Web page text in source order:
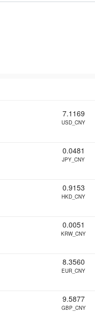
7.1169
USD_CNY
0.0481
JPY_CNY
0.9153
HKD_CNY
0.0051
KRW_CNY
8.3560
EUR_CNY
9.5877
GBP_CNY